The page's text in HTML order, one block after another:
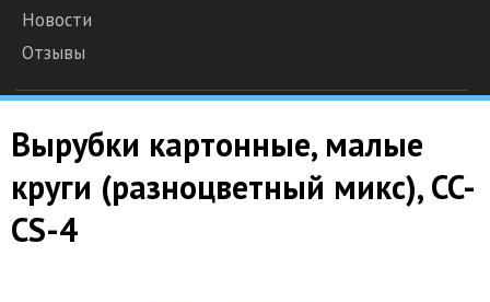
Новости
Отзывы
Вырубки картонные, малые
круги (разноцветный микс), CC-
CS-4